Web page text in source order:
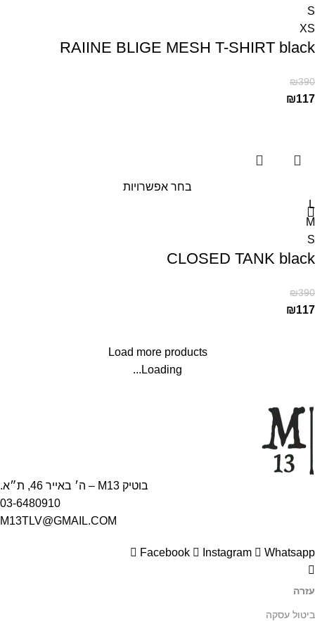
S
XS
RAIINE BLIGE MESH T-SHIRT black
₪390
₪117
בחר אפשרויות
L
M
S
CLOSED TANK black
₪390
₪117
Load more products
Loading...
בוטיק M13 – ה׳ באייר 46, ת״א.
03-6480910
Facebook Instagram Whatsapp
עזרה
ביטול עסקה